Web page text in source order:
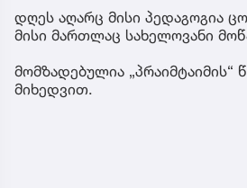
დღეს აღარც მისი პედაგოგია
მისი მართლაც სახელოვანი
მომზადებულია „პრაიმტაიმის“
მიხედვით.